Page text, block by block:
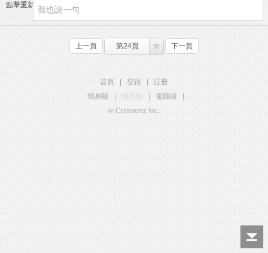
點擊重新加載
上一頁 第24頁 下一頁
首頁 登錄
註冊
簡易版
觸屏版 電腦版
© Comsenz Inc.